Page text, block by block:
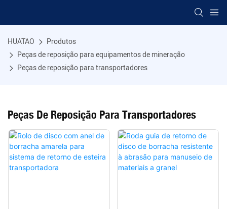
HUATAO
Produtos
Peças de reposição para equipamentos de mineração
Peças de reposição para transportadores
Peças De Reposição Para Transportadores